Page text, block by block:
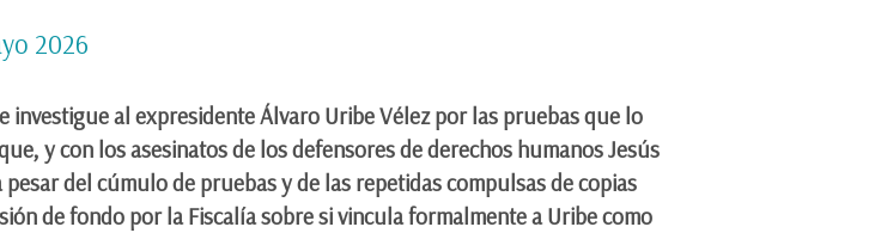
2026
al expresidente Álvaro Uribe Vélez por las pruebas que lo
y con los asesinatos de los defensores de derechos humanos Jesús
del cúmulo de pruebas y de las repetidas compulsas de copias
de fondo por la Fiscalía sobre si vincula formalmente a Uribe como